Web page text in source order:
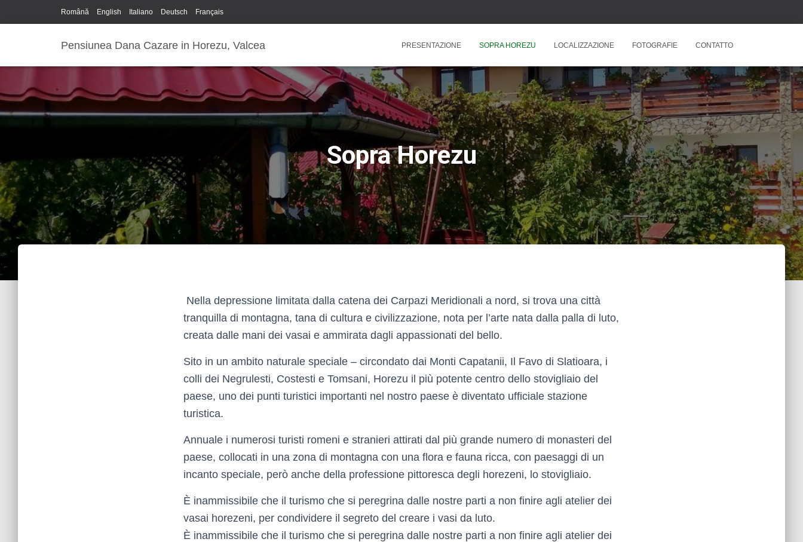
Română English Italiano Deutsch Français
Pensiunea Dana Cazare in Horezu, Valcea PRESENTAZIONE SOPRA HOREZU LOCALIZZAZIONE FOTOGRAFIE CONTATTO
Sopra Horezu
Nella depressione limitata dalla catena dei Carpazi Meridionali a nord, si trova una città
tranquilla di montagna, tana di cultura e civilizzazione, nota per l’arte nata dalla palla di luto,
creata dalle mani dei vasai e ammirata dagli appassionati del bello.
Sito in un ambito naturale speciale – circondato dai Monti Capatanii, Il Favo di Slatioara, i
colli dei Negrulesti, Costesti e Tomsani, Horezu il più potente centro dello stovigliaio del
paese, uno dei punti turistici importanti nel nostro paese è diventato ufficiale stazione
turistica.
Annuale i numerosi turisti romeni e stranieri attirati dal più grande numero di monasteri del
paese, collocati in una zona di montagna con una flora e fauna ricca, con paesaggi di un
incanto speciale, però anche della professione pittoresca degli horezeni, lo stovigliaio.
È inammissibile che il turismo che si peregrina dalle nostre parti a non finire agli atelier dei
vasai horezeni, per condividere il segreto del creare i vasi da luto.
È inammissibile che il turismo che si peregrina dalle nostre parti a non finire agli atelier dei